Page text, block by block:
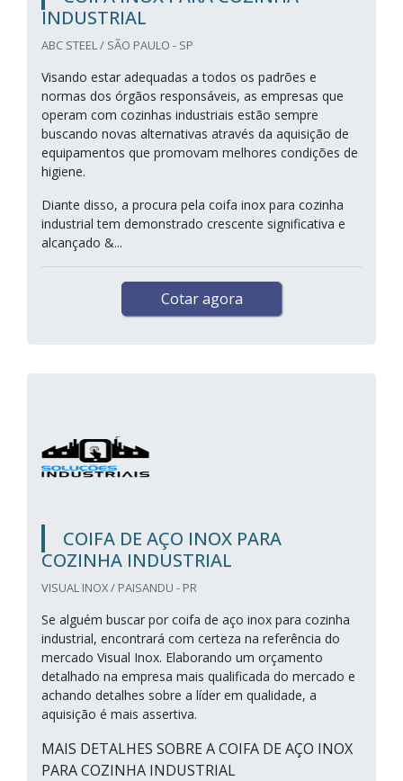
INDUSTRIAL
ABC STEEL / SÃO PAULO - SP
Visando estar adequadas a todos os padrões e
normas dos órgãos responsáveis, as empresas que
operam com cozinhas industriais estão sempre
buscando novas alternativas através da aquisição de
equipamentos que promovam melhores condições de
higiene.
Diante disso, a procura pela coifa inox para cozinha
industrial tem demonstrado crescente significativa e
alcançado &...
Cotar agora
COIFA DE AÇO INOX PARA
COZINHA INDUSTRIAL
VISUAL INOX / PAISANDU - PR
Se alguém buscar por coifa de aço inox para cozinha
industrial, encontrará com certeza na referência do
mercado Visual Inox. Elaborando um orçamento
detalhado na empresa mais qualificada do mercado e
achando detalhes sobre a líder em qualidade, a
aquisição é mais assertiva.
MAIS DETALHES SOBRE A COIFA DE AÇO INOX
PARA COZINHA INDUSTRIAL